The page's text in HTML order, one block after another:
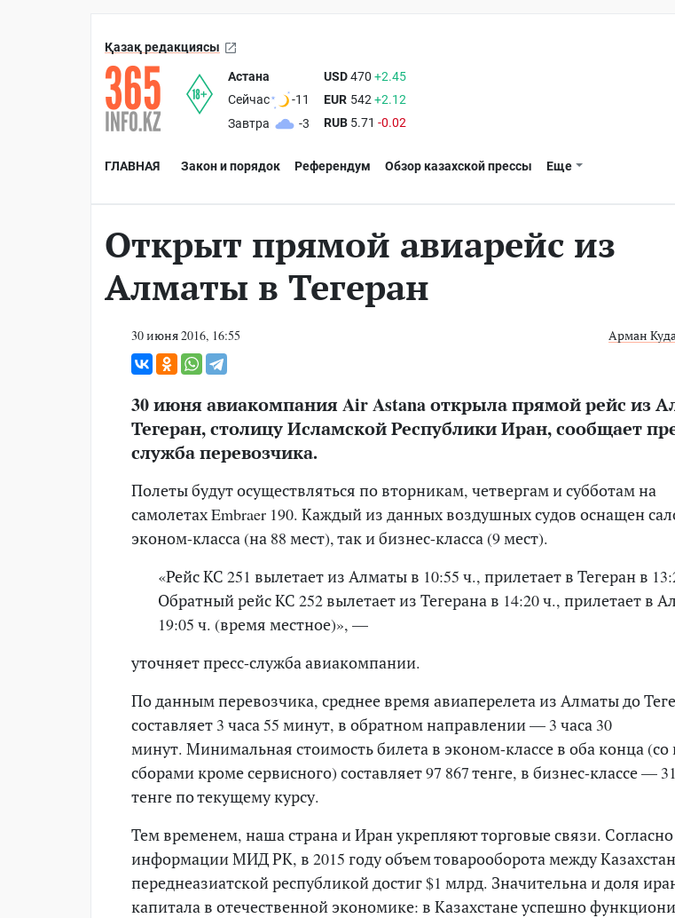
Қазақ редакциясы
Астана
Сейчас
-11
Завтра
-3
USD470 +2.45
EUR 542 +2.12
RUB 5.71 -0.02
ГЛАВНАЯ Закон и порядок Референдум Обзор казахской прессы Еще
Открыт прямой авиарейс из
Алматы в Тегеран
30 июня 2016, 16:55 Арман
30 июня авиакомпания Air Astana открыла прямой рейс из
Тегеран, столицу Исламской Республики Иран, сообщает
служба перевозчика.
Полеты будут осуществляться по вторникам, четвергам и субботам на
самолетах Embraer 190. Каждый из данных воздушных судов оснащен
эконом-класса (на 88 мест), так и бизнес-класса (9 мест).
«Рейс КС 251 вылетает из Алматы в 10:55 ч., прилетает в Тегеран в
Обратный рейс КС 252 вылетает из Тегерана в 14:20 ч., прилетает в
19:05 ч. (время местное)», —
уточняет пресс-служба авиакомпании.
По данным перевозчика, среднее время авиаперелета из Алматы до
составляет 3 часа 55 минут, в обратном направлении — 3 часа 30
минут. Минимальная стоимость билета в эконом-классе в оба конца (со
сборами кроме сервисного) составляет 97 867 тенге, в бизнес-классе —
тенге по текущему курсу.
Тем временем, наша страна и Иран укрепляют торговые связи. Согласно
информации МИД РК, в 2015 году объем товарооборота между
переднеазиатской республикой достиг $1 млрд. Значительна и доля
капитала в отечественной экономике: в Казахстане успешно